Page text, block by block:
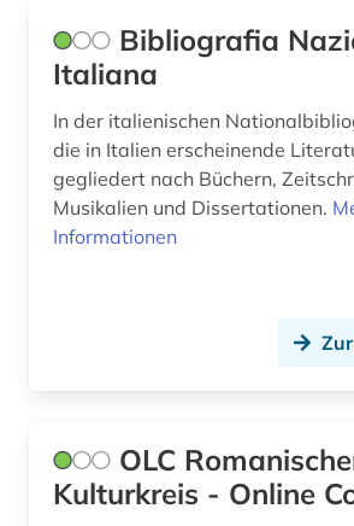
geografie (2)
geschichte (15)
geschichte 1807-1929 (1)
geschichte 1930 - (1)
grammatik (1)
Bibliografia
Italiana
In der italienischen
die in Italien erscheinende
gegliedert nach Büchern,
Musikalien und Dissertationen.
Informationen
OLC
Kulturkreis - Online